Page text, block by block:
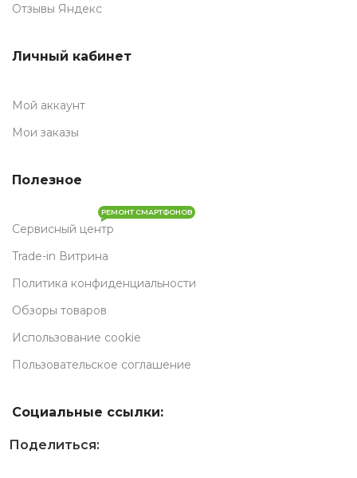
Отзывы Яндекс
Личный кабинет
Мой аккаунт
Мои заказы
Полезное
Сервисный центр
РЕМОНТ СМАРТФОНОВ
Trade-in Витрина
Политика конфиденциальности
Обзоры товаров
Использование cookie
Пользовательское соглашение
Социальные ссылки:
Поделиться: